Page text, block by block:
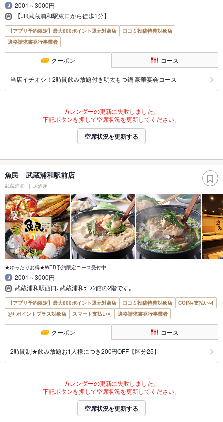
2001～3000円
【JR武蔵浦和駅東口から徒歩1分】
【アプリ予約限定】最大800ポイント還元対象店
口コミ投稿特典対象店
適格請求書発行事業者
クーポン コース
当店イチオシ！2時間飲み放題付き明太もつ鍋 豪華宴会コース
カレンダーの更新に失敗しました。
下記ボタンを押して空席状況を更新してください。
空席状況を更新する
魚民 武蔵浦和駅前店
武蔵浦和 居酒屋
★ゆったりお得★WEB予約限定コース受付中
2001～3000円
武蔵浦和駅西口､武蔵浦和ﾗｰﾒﾝ館の2階です｡
【アプリ予約限定】最大800ポイント還元対象店 口コミ投稿特典対象店
COIN+支払い可
ポイントプラス対象店
スマート支払い可 適格請求書発行事業者
クーポン コース
2時間制★飲み放題お1人様につき200円OFF【区分25】
カレンダーの更新に失敗しました。
下記ボタンを押して空席状況を更新してください。
空席状況を更新する